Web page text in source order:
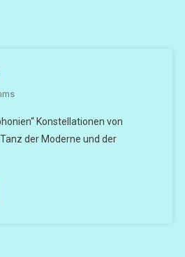
Konstellationen von
der Moderne und der